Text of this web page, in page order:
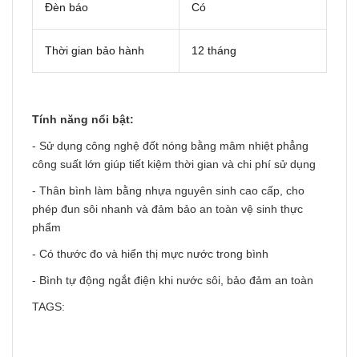
Đèn báo Có
Thời gian bảo hành 12 tháng
Tính năng nổi bật:
- Sử dụng công nghệ đốt nóng bằng mâm nhiệt phẳng
công suất lớn giúp tiết kiệm thời gian và chi phí sử dụng
- Thân bình làm bằng nhựa nguyên sinh cao cấp, cho
phép đun sôi nhanh và đảm bảo an toàn vệ sinh thực
phẩm
- Có thước đo và hiển thị mực nước trong bình
- Bình tự động ngắt điện khi nước sôi, bảo đảm an toàn
TAGS: